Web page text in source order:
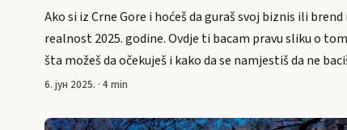
Ako si iz Crne Gore i hoćeš da guraš svoj biznis ili
realnost 2025. godine. Ovdje ti bacam pravu sliku o
šta možeš da očekuješ i kako da se namjestiš da ne
6. јун 2025. · 4 min